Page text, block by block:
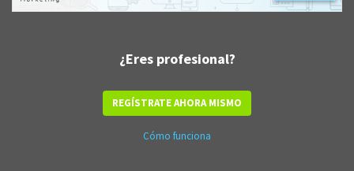
¿Eres profesional?
REGÍSTRATE AHORA MISMO
Cómo funciona